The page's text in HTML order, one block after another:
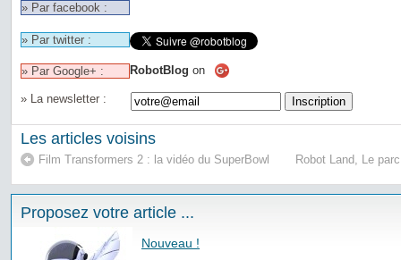
» Par facebook :
» Par twitter :
» Par Google+ : RobotBlog on
» La newsletter :
Les articles voisins
Film Transformers 2 : la vidéo du SuperBowl Robot Land, Le
Proposez votre article ...
Nouveau !